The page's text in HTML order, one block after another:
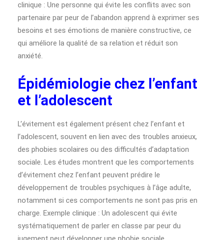
clinique : Une personne qui évite les conflits avec son
partenaire par peur de l’abandon apprend à exprimer ses
besoins et ses émotions de manière constructive, ce
qui améliore la qualité de sa relation et réduit son
anxiété.
Épidémiologie chez l’enfant
et l’adolescent
L’évitement est également présent chez l’enfant et
l’adolescent, souvent en lien avec des troubles anxieux,
des phobies scolaires ou des difficultés d’adaptation
sociale. Les études montrent que les comportements
d’évitement chez l’enfant peuvent prédire le
développement de troubles psychiques à l’âge adulte,
notamment si ces comportements ne sont pas pris en
charge. Exemple clinique : Un adolescent qui évite
systématiquement de parler en classe par peur du